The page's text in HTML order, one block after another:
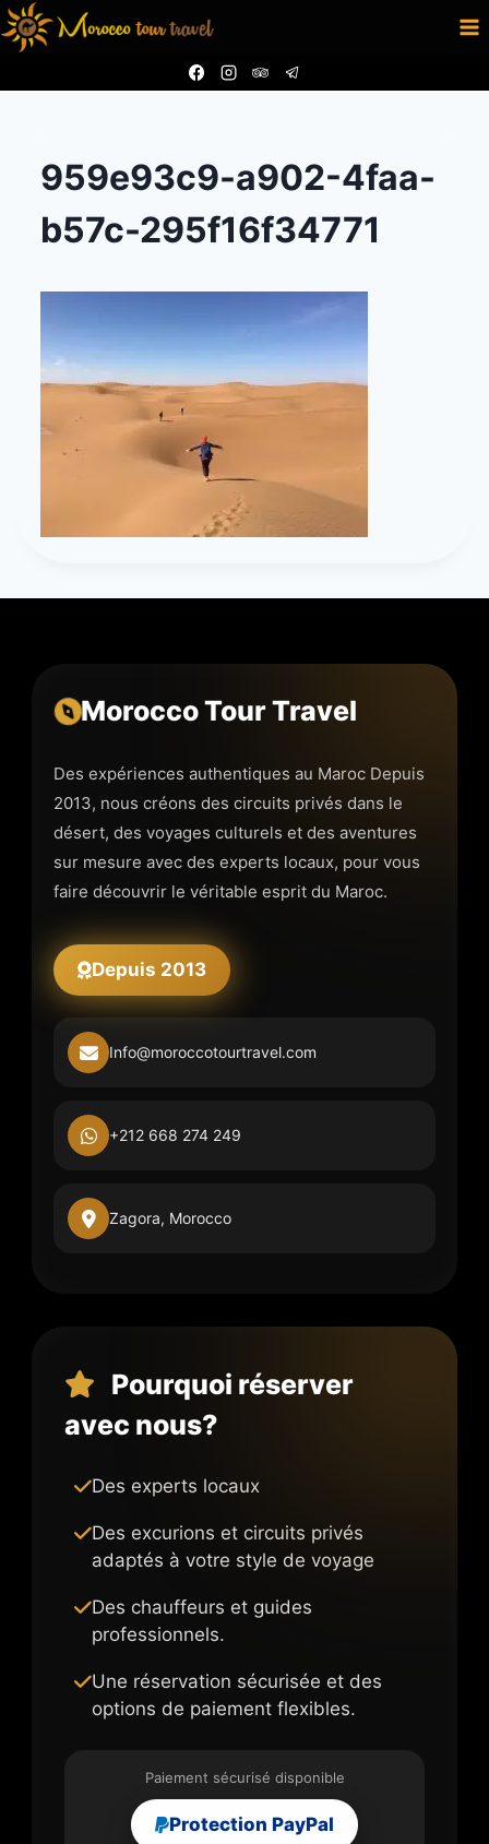
Aller
au
959e93c9-a902-4faa-
b57c-295f16f34771
Morocco Tour Travel
Des expériences authentiques au Maroc Depuis
2013, nous créons des circuits privés dans le
désert, des voyages culturels et des aventures
sur mesure avec des experts locaux, pour vous
faire découvrir le véritable esprit du Maroc.
Depuis 2013
Info@moroccotourtravel.com
+212 668 274 249
Zagora, Morocco
Pourquoi réserver
avec nous?
Des experts locaux
Des excurions et circuits privés
adaptés à votre style de voyage
Des chauffeurs et guides
professionnels.
Une réservation sécurisée et des
options de paiement flexibles.
Paiement sécurisé disponible
Protection PayPal